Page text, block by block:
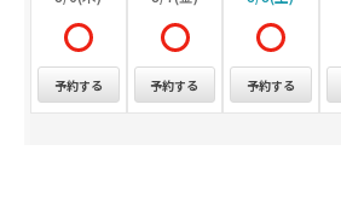
予約する 予約する 予約する